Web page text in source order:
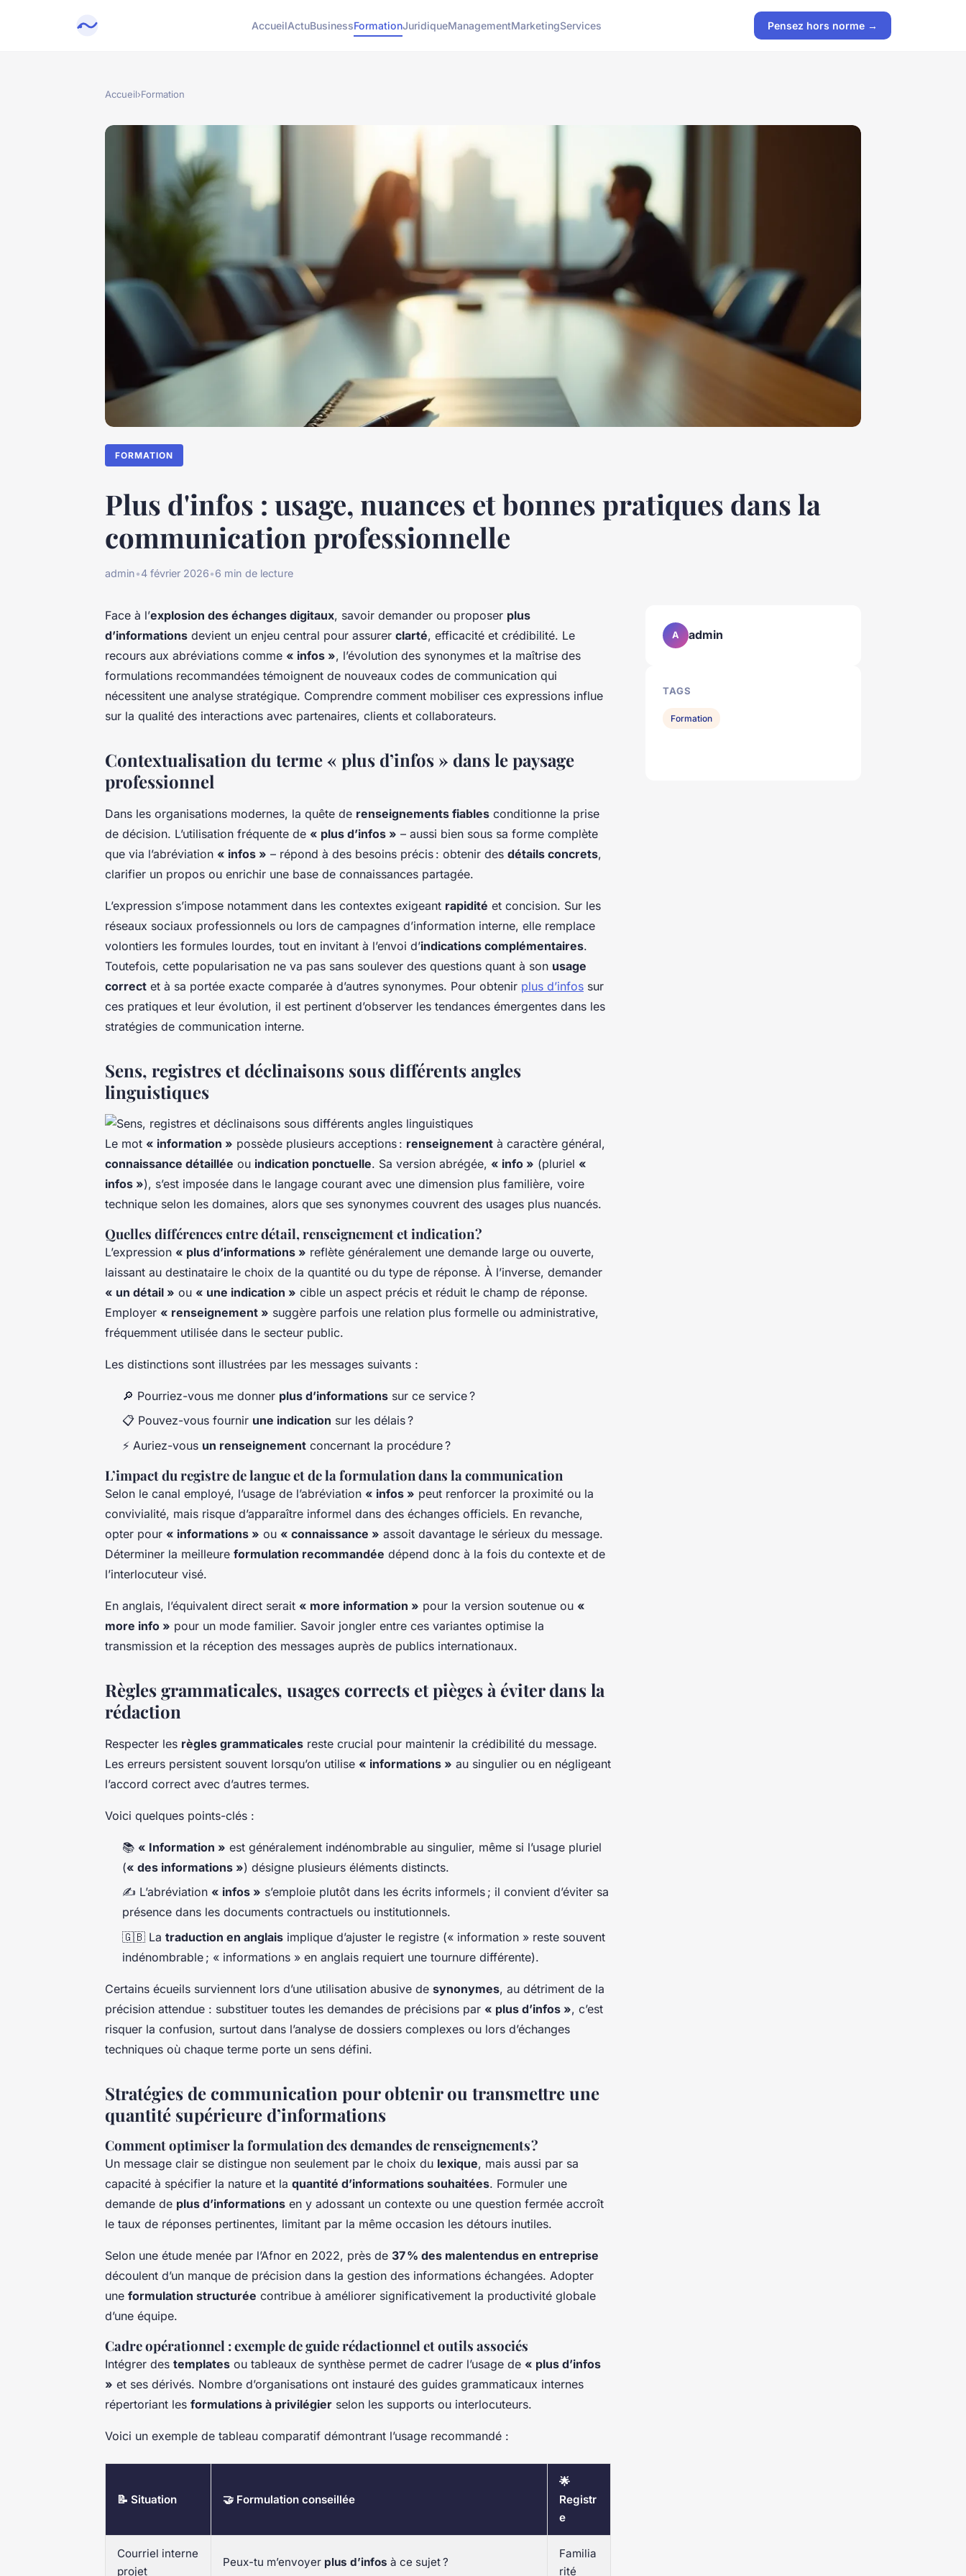
AccueilActuBusinessFormationJuridiqueManagementMarketingServices Pensez hors norme →
Accueil›Formation
FORMATION
Plus d'infos : usage, nuances et bonnes pratiques dans la
communication professionnelle
admin•4 février 2026•6 min de lecture
Face à l’explosion des échanges digitaux, savoir demander ou proposer plus
d’informations devient un enjeu central pour assurer clarté, efficacité et crédibilité. Le
recours aux abréviations comme « infos », l’évolution des synonymes et la maîtrise des
formulations recommandées témoignent de nouveaux codes de communication qui
nécessitent une analyse stratégique. Comprendre comment mobiliser ces expressions influe
sur la qualité des interactions avec partenaires, clients et collaborateurs.
Contextualisation du terme « plus d’infos » dans le paysage
professionnel
Dans les organisations modernes, la quête de renseignements fiables conditionne la prise
de décision. L’utilisation fréquente de « plus d’infos » – aussi bien sous sa forme complète
que via l’abréviation « infos » – répond à des besoins précis : obtenir des détails concrets,
clarifier un propos ou enrichir une base de connaissances partagée.
L’expression s’impose notamment dans les contextes exigeant rapidité et concision. Sur les
réseaux sociaux professionnels ou lors de campagnes d’information interne, elle remplace
volontiers les formules lourdes, tout en invitant à l’envoi d’indications complémentaires.
Toutefois, cette popularisation ne va pas sans soulever des questions quant à son usage
correct et à sa portée exacte comparée à d’autres synonymes. Pour obtenir plus d’infos sur
ces pratiques et leur évolution, il est pertinent d’observer les tendances émergentes dans les
stratégies de communication interne.
Sens, registres et déclinaisons sous différents angles
linguistiques
Le mot « information » possède plusieurs acceptions : renseignement à caractère général,
connaissance détaillée ou indication ponctuelle. Sa version abrégée, « info » (pluriel «
infos »), s’est imposée dans le langage courant avec une dimension plus familière, voire
technique selon les domaines, alors que ses synonymes couvrent des usages plus nuancés.
Quelles différences entre détail, renseignement et indication ?
L’expression « plus d’informations » reflète généralement une demande large ou ouverte,
laissant au destinataire le choix de la quantité ou du type de réponse. À l’inverse, demander
« un détail » ou « une indication » cible un aspect précis et réduit le champ de réponse.
Employer « renseignement » suggère parfois une relation plus formelle ou administrative,
fréquemment utilisée dans le secteur public.
Les distinctions sont illustrées par les messages suivants :
🔎 Pourriez-vous me donner plus d’informations sur ce service ?
📋 Pouvez-vous fournir une indication sur les délais ?
⚡ Auriez-vous un renseignement concernant la procédure ?
L’impact du registre de langue et de la formulation dans la communication
Selon le canal employé, l’usage de l’abréviation « infos » peut renforcer la proximité ou la
convivialité, mais risque d’apparaître informel dans des échanges officiels. En revanche,
opter pour « informations » ou « connaissance » assoit davantage le sérieux du message.
Déterminer la meilleure formulation recommandée dépend donc à la fois du contexte et de
l’interlocuteur visé.
En anglais, l’équivalent direct serait « more information » pour la version soutenue ou «
more info » pour un mode familier. Savoir jongler entre ces variantes optimise la
transmission et la réception des messages auprès de publics internationaux.
Règles grammaticales, usages corrects et pièges à éviter dans la
rédaction
Respecter les règles grammaticales reste crucial pour maintenir la crédibilité du message.
Les erreurs persistent souvent lorsqu’on utilise « informations » au singulier ou en négligeant
l’accord correct avec d’autres termes.
Voici quelques points-clés :
📚 « Information » est généralement indénombrable au singulier, même si l’usage pluriel
(« des informations ») désigne plusieurs éléments distincts.
✍️ L’abréviation « infos » s’emploie plutôt dans les écrits informels ; il convient d’éviter sa
présence dans les documents contractuels ou institutionnels.
🇬🇧 La traduction en anglais implique d’ajuster le registre (« information » reste souvent
indénombrable ; « informations » en anglais requiert une tournure différente).
Certains écueils surviennent lors d’une utilisation abusive de synonymes, au détriment de la
précision attendue : substituer toutes les demandes de précisions par « plus d’infos », c’est
risquer la confusion, surtout dans l’analyse de dossiers complexes ou lors d’échanges
techniques où chaque terme porte un sens défini.
Stratégies de communication pour obtenir ou transmettre une
quantité supérieure d’informations
Comment optimiser la formulation des demandes de renseignements ?
Un message clair se distingue non seulement par le choix du lexique, mais aussi par sa
capacité à spécifier la nature et la quantité d’informations souhaitées. Formuler une
demande de plus d’informations en y adossant un contexte ou une question fermée accroît
le taux de réponses pertinentes, limitant par la même occasion les détours inutiles.
Selon une étude menée par l’Afnor en 2022, près de 37 % des malentendus en entreprise
découlent d’un manque de précision dans la gestion des informations échangées. Adopter
une formulation structurée contribue à améliorer significativement la productivité globale
d’une équipe.
Cadre opérationnel : exemple de guide rédactionnel et outils associés
Intégrer des templates ou tableaux de synthèse permet de cadrer l’usage de « plus d’infos
» et ses dérivés. Nombre d’organisations ont instauré des guides grammaticaux internes
répertoriant les formulations à privilégier selon les supports ou interlocuteurs.
Voici un exemple de tableau comparatif démontrant l’usage recommandé :
📝 Situation 🤝 Formulation conseillée
🌟
Registr
e
Courriel interne
projet
Peux-tu m’envoyer plus d’infos à ce sujet ?
Familia
rité
A admin
TAGS
Formation